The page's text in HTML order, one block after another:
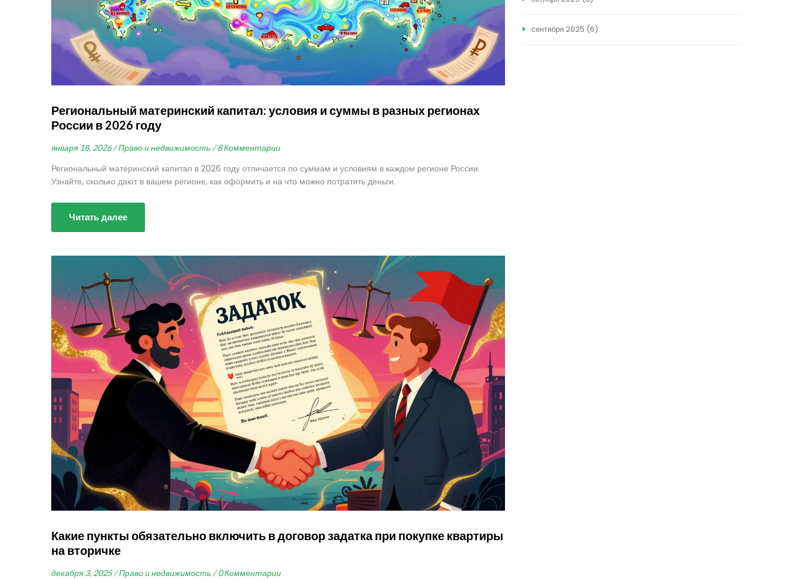
Региональный материнский капитал: условия и суммы в разных регионах
России в 2026 году
января 18, 2026 / Право и недвижимость / 8 Комментарии
Региональный материнский капитал в 2026 году отличается по суммам и условиям в каждом регионе России.
Узнайте, сколько дают в вашем регионе, как оформить и на что можно потратить деньги.
Читать далее
Какие пункты обязательно включить в договор задатка при покупке квартиры
на вторичке
декабря 3, 2025 / Право и недвижимость / 0 Комментарии
сентября 2025 (6)